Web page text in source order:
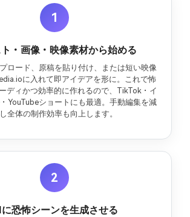
1
・画像・映像素材から始める
ロード、原稿を貼り付け、または短い映像
に入れて即アイデアを形に。これで怖
ディかつ効率的に作れるので、TikTok・イ
YouTubeショートにも最適。手動編集を減
全体の制作効率も向上します。
2
恐怖シーンを生成させる